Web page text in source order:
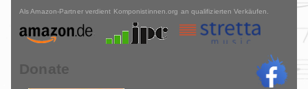
Als Amazon-Partner verdient Komponistinnen.org an qualifizierten Verkäufen.
Donate